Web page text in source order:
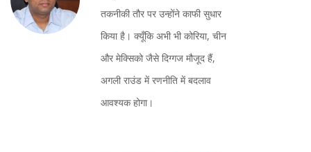
तकनीकी तौर पर उन्होंने काफी सुधार
किया है। क्यूँकि अभी भी कोरिया, चीन
और मेक्सिको जैसे दिग्गज मौजूद हैं,
अगली राउंड में रणनीति में बदलाव
आवश्यक होगा।